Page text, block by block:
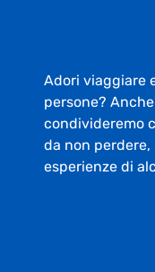
Adori viaggiare
persone?
condivideremo
da non
esperienze di